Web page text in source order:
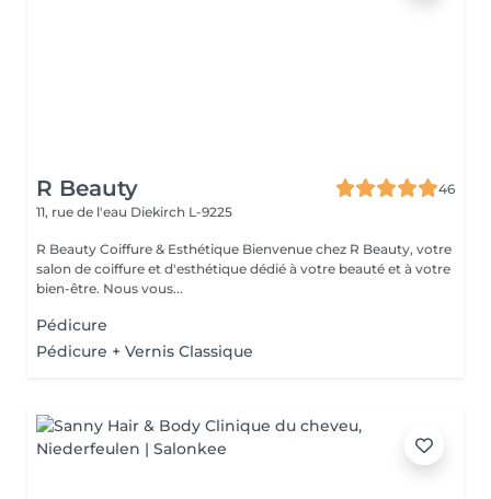
R Beauty
46
11, rue de l'eau Diekirch L-9225
R Beauty Coiffure & Esthétique Bienvenue chez R Beauty, votre
salon de coiffure et d'esthétique dédié à votre beauté et à votre
bien-être. Nous vous...
Pédicure
Pédicure + Vernis Classique